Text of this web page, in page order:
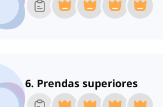
6. Prendas superiores